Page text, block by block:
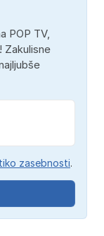
POP TV,
Zakulisne
zasebnosti.